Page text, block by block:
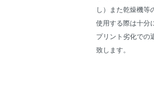
し）また乾燥機等
使用する際は十分
プリント劣化での
致します。